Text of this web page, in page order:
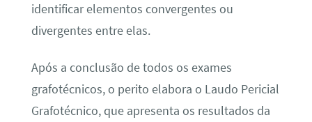
identificar elementos convergentes ou
divergentes entre elas.
Após a conclusão de todos os exames
grafotécnicos, o perito elabora o Laudo Pericial
Grafotécnico, que apresenta os resultados da